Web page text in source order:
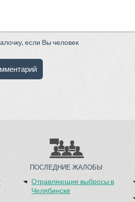
если Вы человек
ПОСЛЕДНИЕ ЖАЛОБЫ
Отравляющие выбросы в
Челябинске